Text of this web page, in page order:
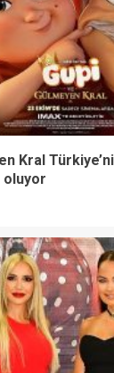
Kral
oluyor